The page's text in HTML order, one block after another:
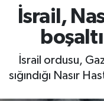
İsrail,
İsrail ordusu,
sığındığı Nasır
GÜNCEL
SPOR
SİYASET
Süper Lig